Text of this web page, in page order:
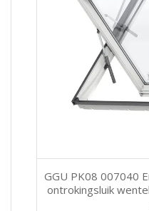
GGU PK08 007040
ontrokingsluik